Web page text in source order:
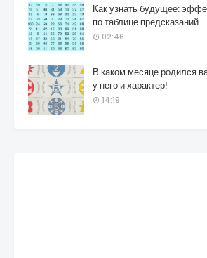
Как узнать будущее:
по таблице предсказаний
02:46
В каком месяце родился
у него и характер!
14:19